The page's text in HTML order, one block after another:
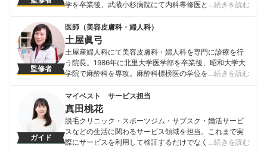
人百科』 ・2020年9月 『MINE』化粧水（敏感肌、乾燥
肌、混合肌、脂性肌）に関する記事 ・2020年11月
『MINE』洗顔料、ボディーソープ、乳液、美白美容液に
関する記事 ・2020年11月 『OZmall』
山田貴博のプロフィール
学を卒業後、武蔵小杉病院にて内科専修医として研修を
務。現在は、Alohaさおり自由が丘クリニックの院長とし
て勤務しながら、日本内科学会認定内科医・日本透析医
学会・日本腎臓学会・日本美容皮膚科学会・点滴療法研
究会に所属し、幅広い医療の分野で活躍中。
藤堂紗織のプロフィール
…続きを読む
監修者
医師（美容皮膚科・婦人科）
土屋眞弓
土屋産婦人科にて美容皮膚科・婦人科を専門に診療を行
う院長。1986年に北里大学医学部を卒業後、昭和大学大
学院で麻酔科を専攻。麻酔科標榜医の学位を取得後、現
科一般・美容皮膚科の診療を担当。また、日本産科婦人
科学会・日本美容皮膚科学会・日本東洋医学会の会員と
しても活躍中。 ＜著書＞ 女性の医学ハンディブック（池
田書店） からだのことがよくわかる女性の医学（池田書
店） はじめてでも安心 妊娠出産Book（成美堂出版）
土屋眞弓のプロフィール
…続きを読む
ガイド
マイベスト サービス担当
真田桃花
脱毛クリニック・スポーツジム・サブスク・婚活サービ
スなどの生活に関わるサービス領域を担当。これまで実
際にサービスを利用して検証するだけでなく、医師や婚
…続きを読む